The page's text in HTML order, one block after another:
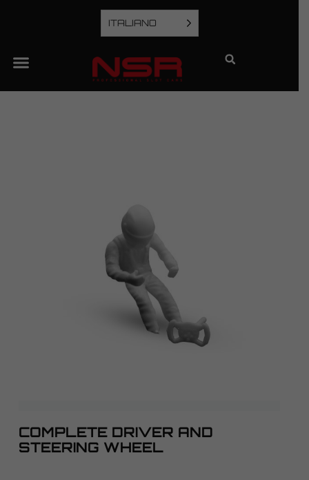
ITALIANO
COMPLETE DRIVER AND
STEERING WHEEL